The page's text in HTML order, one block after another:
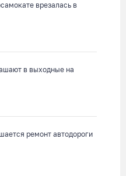
врезалась в
в выходные на
ремонт автодороги